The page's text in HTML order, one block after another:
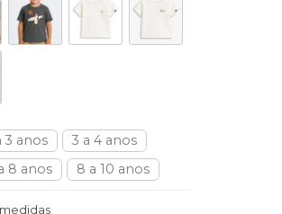
3 anos
3 a 4 anos
8 anos 8 a 10 anos